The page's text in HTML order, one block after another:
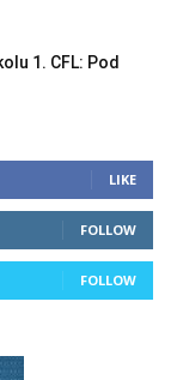
1. CFL: Pod
LIKE
FOLLOW
FOLLOW